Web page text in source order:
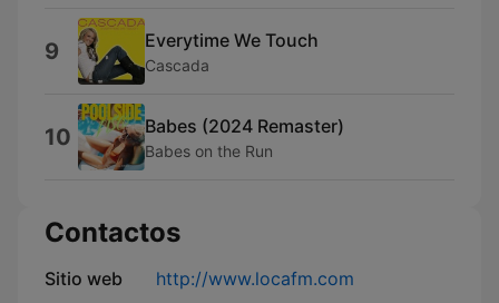
9 Everytime We Touch
Cascada
10 Babes (2024 Remaster)
Babes on the Run
Contactos
Sitio web http://www.locafm.com